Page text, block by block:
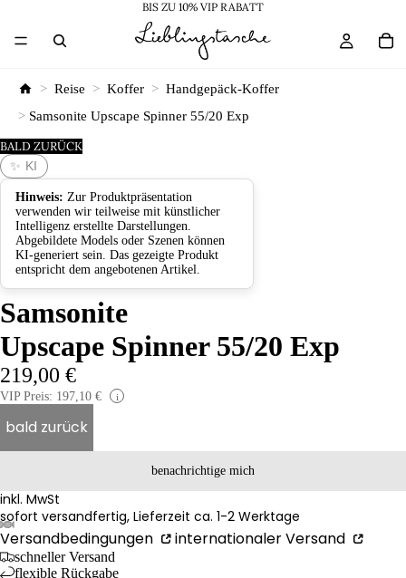
BIS ZU 10% VIP RABATT
> Reise > Koffer > Handgepäck-Koffer
> Samsonite Upscape Spinner 55/20 Exp
BALD ZURÜCK
✨ KI
Hinweis: Zur Produktpräsentation
verwenden wir teilweise mit künstlicher
Intelligenz erstellte Darstellungen.
Abgebildete Models oder Szenen können
KI-generiert sein. Das gezeigte Produkt
entspricht dem angebotenen Artikel.
Samsonite
Upscape Spinner 55/20 Exp
219,00 €
VIP Preis: 197,10 € i
bald zurück
benachrichtige mich
inkl. MwSt
sofort versandfertig, Lieferzeit ca. 1-2 Werktage
Versandbedingungen internationaler Versand
schneller Versand
flexible Rückgabe